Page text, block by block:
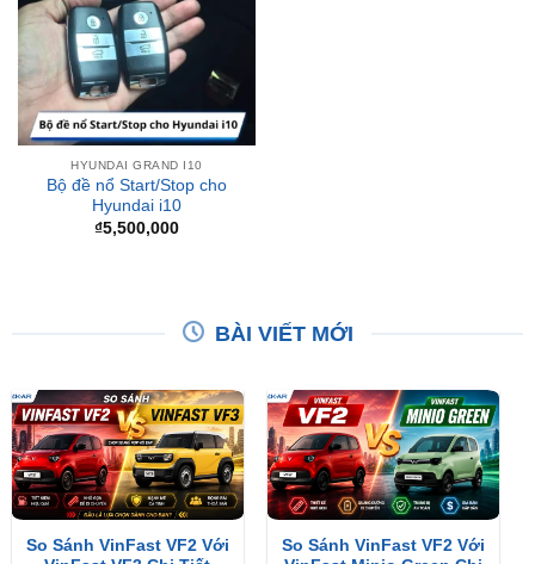
HYUNDAI GRAND I10
Bộ đề nổ Start/Stop cho
Hyundai i10
₫5,500,000
So Sánh VinFast VF2 Với
VinFast VF3 Chi Tiết
So Sánh VinFast VF2 Với
VinFast Minio Green Chi
Tiết